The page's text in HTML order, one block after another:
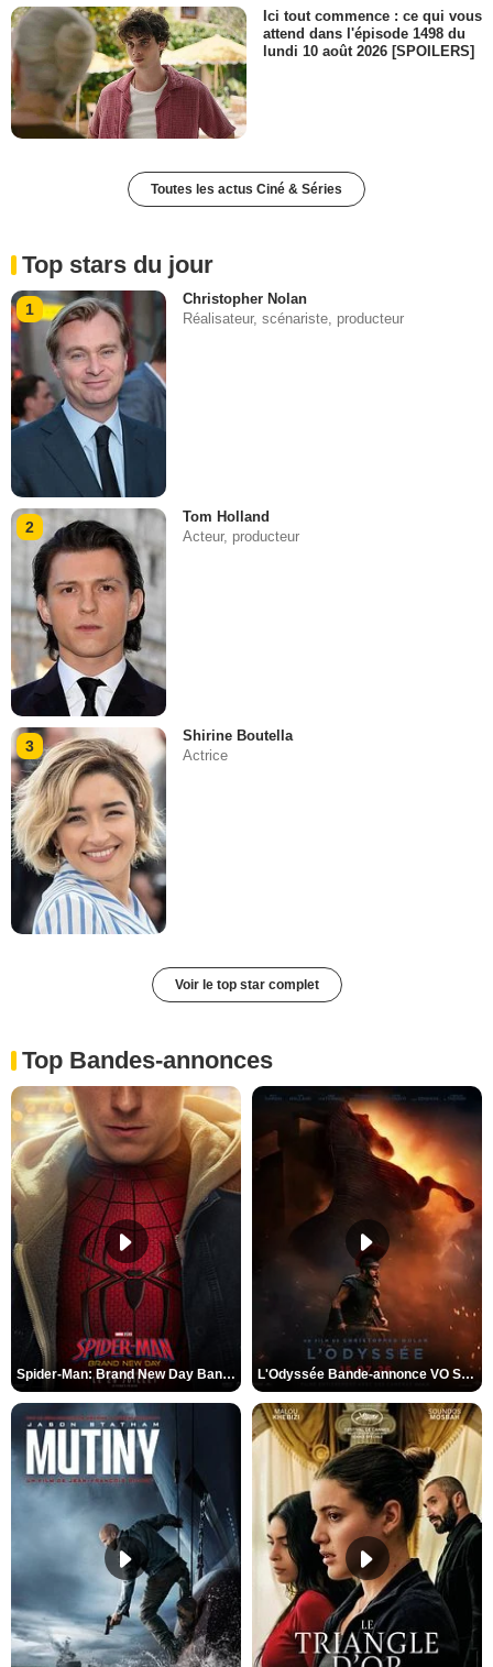
Ici tout commence : ce qui vous
attend dans l'épisode 1498 du
lundi 10 août 2026 [SPOILERS]
Toutes les actus Ciné & Séries
Top stars du jour
1
Christopher Nolan
Réalisateur, scénariste, producteur
2
Tom Holland
Acteur, producteur
3
Shirine Boutella
Actrice
Voir le top star complet
Top Bandes-annonces
Spider-Man: Brand New Day Bande-annonce VO STFR L'Odyssée Bande-annonce VO STFR